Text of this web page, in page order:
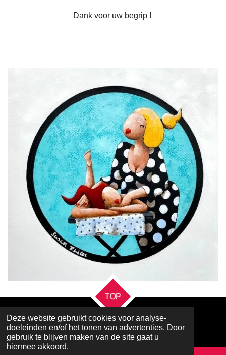
Deze website gebruikt cookies voor analyse-
doeleinden en/of het tonen van advertenties. Door
gebruik te blijven maken van de site gaat u
hiermee akkoord.
Dank voor uw begrip !
TOP
Powered byJouwWeb